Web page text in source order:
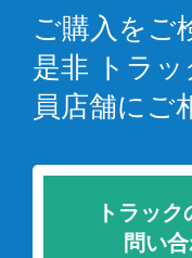
ご購入をご
是非 トラ
員店舗にご
トラッ
問い